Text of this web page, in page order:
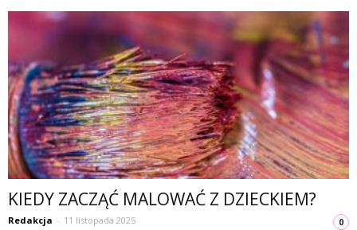
KIEDY ZACZĄĆ MALOWAĆ Z DZIECKIEM?
Redakcja - 11 listopada 2025 0